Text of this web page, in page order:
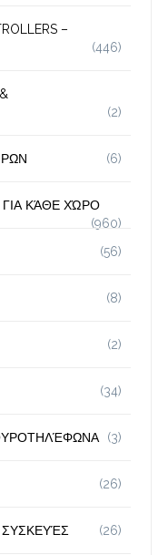
–
(446)
(2)
(6)
ΚΆΘΕ ΧΏΡΟ
(960)
(56)
(8)
(2)
(34)
(3)
(26)
ΣΥΣΚΕΥΈΣ (26)